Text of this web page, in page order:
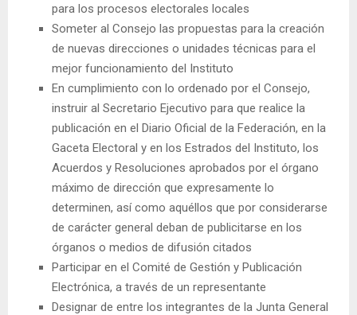
para los procesos electorales locales
Someter al Consejo las propuestas para la creación
de nuevas direcciones o unidades técnicas para el
mejor funcionamiento del Instituto
En cumplimiento con lo ordenado por el Consejo,
instruir al Secretario Ejecutivo para que realice la
publicación en el Diario Oficial de la Federación, en la
Gaceta Electoral y en los Estrados del Instituto, los
Acuerdos y Resoluciones aprobados por el órgano
máximo de dirección que expresamente lo
determinen, así como aquéllos que por considerarse
de carácter general deban de publicitarse en los
órganos o medios de difusión citados
Participar en el Comité de Gestión y Publicación
Electrónica, a través de un representante
Designar de entre los integrantes de la Junta General